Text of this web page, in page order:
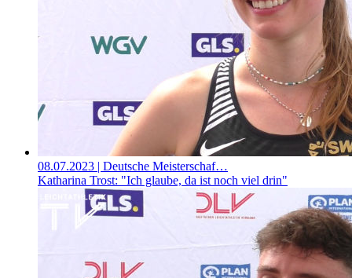
08.07.2023 | Deutsche Meisterschaf…
Katharina Trost: "Ich glaube, da ist noch viel drin"